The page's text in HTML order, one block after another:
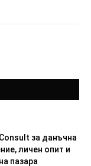
за данъчна
личен опит и
пазара